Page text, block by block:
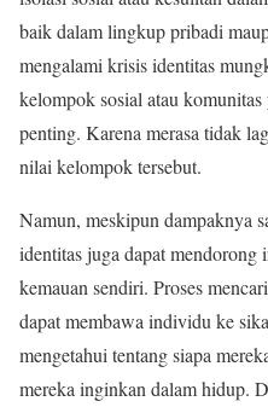
baik dalam lingkup pribadi
mengalami krisis identitas
kelompok sosial atau
penting. Karena merasa tidak
nilai kelompok tersebut.
Namun, meskipun dampaknya
identitas juga dapat
kemauan sendiri. Proses
dapat membawa individu ke
mengetahui tentang siapa
mereka inginkan dalam hidup.